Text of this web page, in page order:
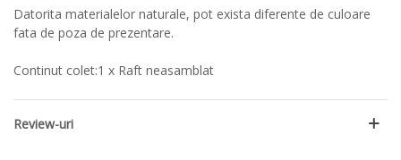
Datorita materialelor naturale, pot exista diferente de culoare
fata de poza de prezentare.
Continut colet:1 x Raft neasamblat
Review-uri